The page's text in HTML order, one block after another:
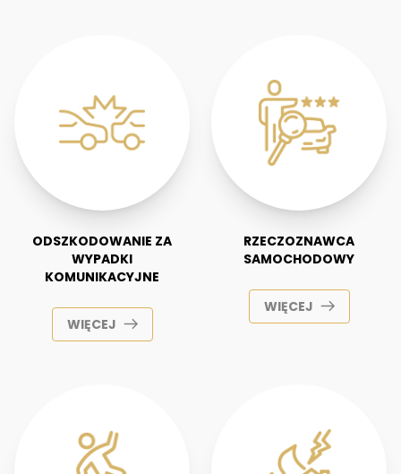
ODSZKODOWANIE ZA
WYPADKI
KOMUNIKACYJNE
WIĘCEJ
RZECZOZNAWCA
SAMOCHODOWY
WIĘCEJ